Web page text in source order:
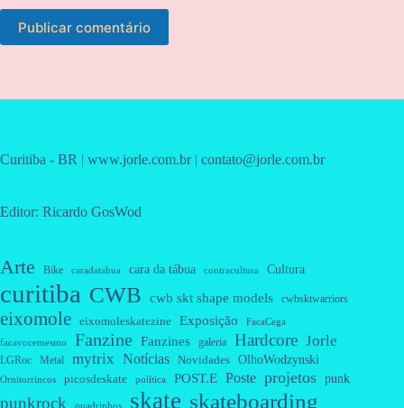
Publicar comentário
Curitiba - BR | www.jorle.com.br | contato@jorle.com.br
Editor: Ricardo GosWod
Arte Bike caradatabua cara da tábua contracultura Cultura
curitiba CWB cwb skt shape models cwbsktwarriors
eixomole eixomoleskatezine Exposição FacaCega
facavocemesmo Fanzine Fanzines galeria Hardcore Jorle
LGRoc Metal mytrix Notícias Novidades OlhoWodzynski
Ornitorrincos picosdeskate política POST.E Poste projetos punk
punkrock skate skateboarding